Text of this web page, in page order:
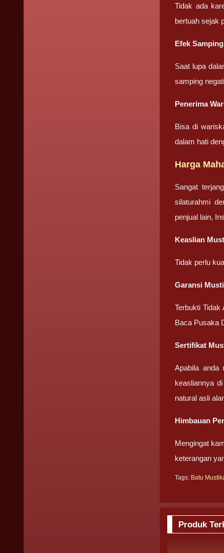
Tidak ada
bertuah sejak
Efek
Saat lupa
samping
Penerima
Bisa di
dalam hati
Harga
Sangat
silaturahmi
penjual lain,
Keaslian
Tidak perlu
Garansi
Terbukti
Baca Pusaka
Sertifikat
Apabila anda
keasliannya
natural asli
Himbauan
Mengingat
keterangan
Tags: Batu
Produk